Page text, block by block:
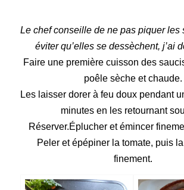
Le chef conseille de ne pas piquer les
éviter qu’elles se dessèchent, j’ai
Faire une première cuisson des
poêle sèche et chaude.
Les laisser dorer à feu doux pendant
minutes en les retournant
Réserver.Éplucher et émincer
Peler et épépiner la tomate, puis
finement.